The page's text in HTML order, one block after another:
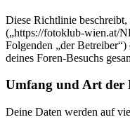
Diese Richtlinie
(„https://fotoklub-wien.at/
Folgenden „der
deines Foren-Besuchs
Umfang und Art der
Deine Daten werden auf